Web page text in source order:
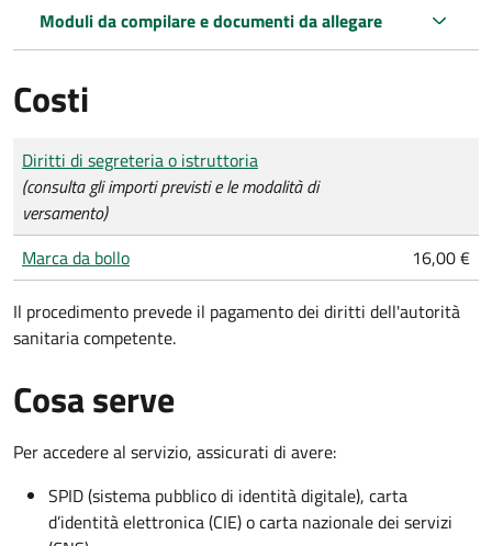
Moduli da compilare e documenti da allegare
Costi
Tipo di pagamento
Importo
Diritti di segreteria o istruttoria
(consulta gli importi previsti e le modalità di
versamento)
Marca da bollo
16,00 €
Il procedimento prevede il pagamento dei diritti dell'autorità
sanitaria competente.
Cosa serve
Per accedere al servizio, assicurati di avere:
SPID (sistema pubblico di identità digitale), carta
d’identità elettronica (CIE) o carta nazionale dei servizi